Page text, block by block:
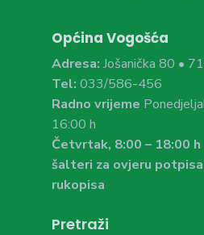
Općina Vogošća
Adresa: Jošanička 80 •
Tel: 033/586-456
Radno vrijeme
16:00 h
Četvrtak, 8:00 – 18:00
šalteri za ovjeru
rukopisa
Pretraži